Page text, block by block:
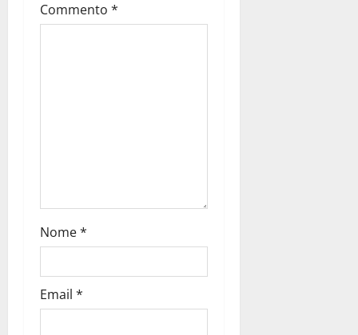
Commento *
Nome*
Email *